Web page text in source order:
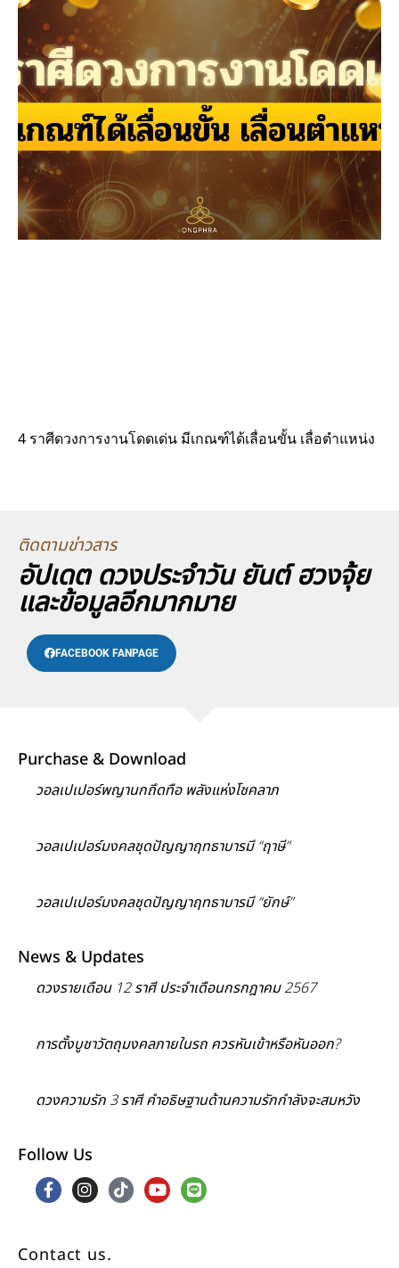
4 ราศีดวงการงานโดดเด่น มีเกณฑ์ได้เลื่อนขั้น เลื่อตำแหน่ง
ติดตามข่าวสาร
อัปเดต ดวงประจำวัน ยันต์ ฮวงจุ้ย
และข้อมูลอีกมากมาย
FACEBOOK FANPAGE
Purchase & Download
วอลเปเปอร์พญานกถึดทือ พลังแห่งโชคลาภ
วอลเปเปอร์มงคลชุดปัญญาฤทธาบารมี “ฤาษี”
วอลเปเปอร์มงคลชุดปัญญาฤทธาบารมี “ยักษ์”
News & Updates
ดวงรายเดือน 12 ราศี ประจำเดือนกรกฎาคม 2567
การตั้งบูชาวัตถุมงคลภายในรถ ควรหันเข้าหรือหันออก?
ดวงความรัก 3 ราศี คำอธิษฐานด้านความรักกำลังจะสมหวัง
Follow Us
Contact us.